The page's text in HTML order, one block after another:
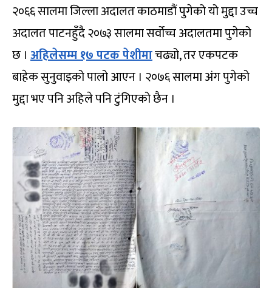
२०६६ सालमा जिल्ला अदालत काठमाडौं पुगेको यो मुद्दा उच्च
अदालत पाटनहुँदै २०७३ सालमा सर्वोच्च अदालतमा पुगेको
छ । अहिलेसम्म १७ पटक पेशीमाचढ्यो, तर एकपटक
बाहेक सुनुवाइको पालो आएन । २०७६ सालमा अंग पुगेको
मुद्दा भए पनि अहिले पनि टुंगिएको छैन ।